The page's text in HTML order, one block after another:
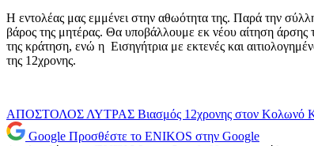
Η εντολέας μας εμμένει στην αθωότητα της. Παρά την
βάρος της μητέρας. Θα υποβάλλουμε εκ νέου αίτηση
της κράτηση, ενώ η Εισηγήτρια με εκτενές και
της 12χρονης.
ΑΠΟΣΤΟΛΟΣ ΛΥΤΡΑΣ Βιασμός 12χρονης στον Κολωνό
Google Προσθέστε το ENIKOS στην Google